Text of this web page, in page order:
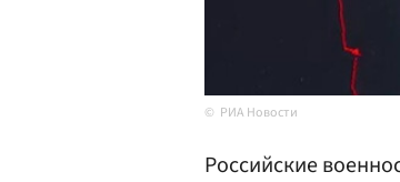
РИА Новости
Российские